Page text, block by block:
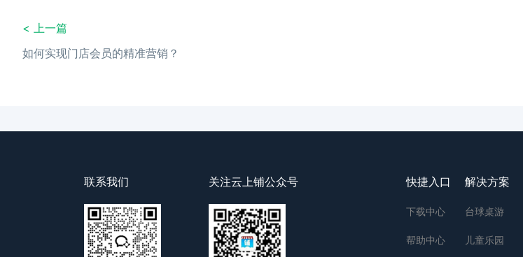
< 上一篇
如何实现门店会员的精准营销？
联系我们 关注云上铺公众号 快捷入口
下载中心
帮助中心
解决方案
台球桌游
儿童乐园